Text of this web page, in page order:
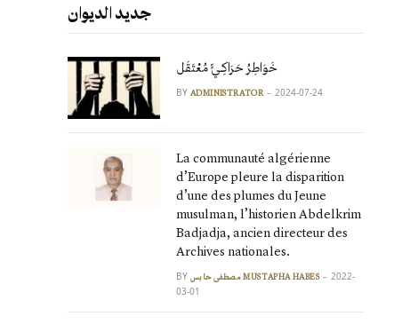
جديد الديوان
خَوَاطِرُ حَرَاكِـيٍّ مُعْتَقَل
BY ADMINISTRATOR 2024-07-24
La communauté algérienne
d’Europe pleure la disparition
d’une des plumes du Jeune
musulman, l’historien Abdelkrim
Badjadja, ancien directeur des
Archives nationales.
BY مصطفى حابس MUSTAPHA HABES
2022-
03-01